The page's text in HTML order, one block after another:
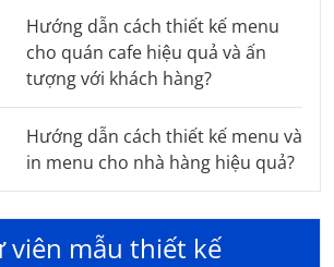
Hướng dẫn cách thiết kế menu
cho quán cafe hiệu quả và ấn
tượng với khách hàng?
Hướng dẫn cách thiết kế menu và
in menu cho nhà hàng hiệu quả?
viên mẫu thiết kế